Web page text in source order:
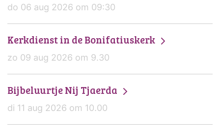
do 06 aug 2026 om 09:30
Kerkdienst in de Bonifatiuskerk
zo 09 aug 2026 om 9.30
Bijbeluurtje Nij Tjaerda
di 11 aug 2026 om 10.00